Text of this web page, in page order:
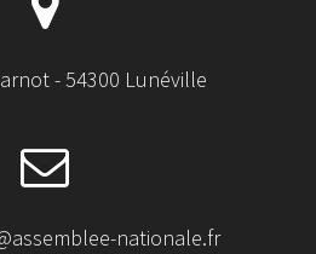
- 54300 Lunéville
nationale.fr